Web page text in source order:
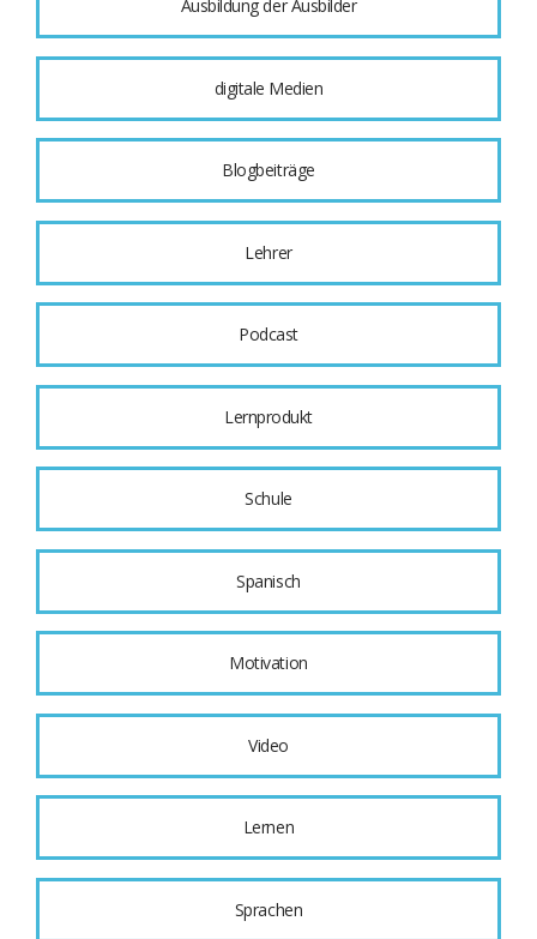
Ausbildung der Ausbilder
digitale Medien
Blogbeiträge
Lehrer
Podcast
Lernprodukt
Schule
Spanisch
Motivation
Video
Lernen
Sprachen